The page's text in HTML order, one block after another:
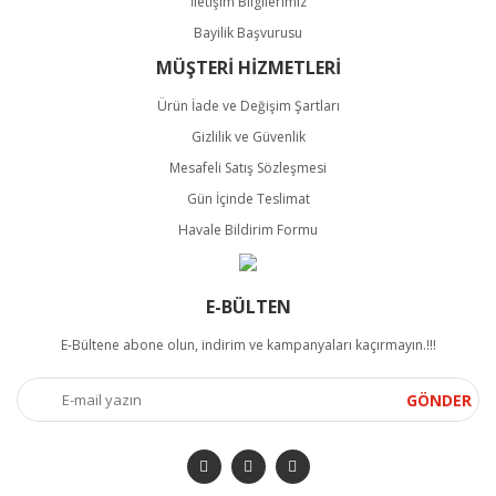
Bayilik Başvurusu
MÜŞTERİ HİZMETLERİ
Ürün İade ve Değişim Şartları
Gizlilik ve Güvenlik
Mesafeli Satış Sözleşmesi
Gün İçinde Teslimat
Havale Bildirim Formu
E-BÜLTEN
E-Bültene abone olun, indirim ve kampanyaları kaçırmayın.!!!
GÖNDER